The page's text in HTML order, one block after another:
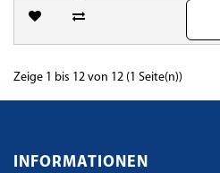
Zeige 1 bis 12 von 12 (1 Seite(n))
INFORMATIONEN